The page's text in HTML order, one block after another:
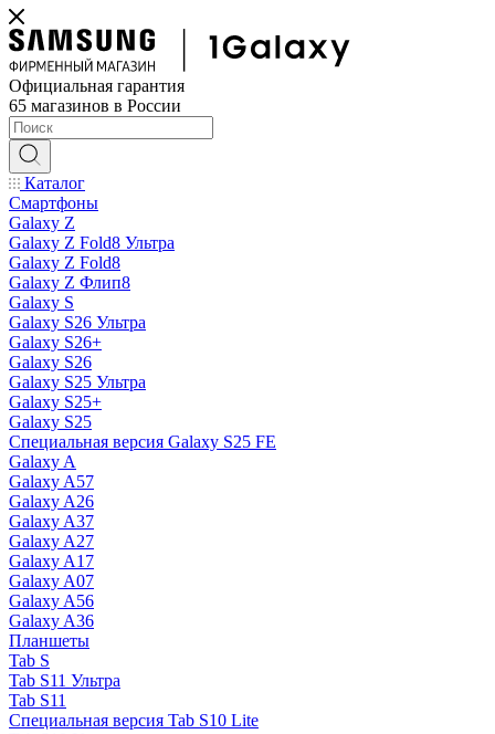
Официальная гарантия
65 магазинов в России
Каталог
Смартфоны
Galaxy Z
Galaxy Z Fold8 Ультра
Galaxy Z Fold8
Galaxy Z Флип8
Galaxy S
Galaxy S26 Ультра
Galaxy S26+
Galaxy S26
Galaxy S25 Ультра
Galaxy S25+
Galaxy S25
Специальная версия Galaxy S25 FE
Galaxy A
Galaxy A57
Galaxy A26
Galaxy A37
Galaxy A27
Galaxy A17
Galaxy A07
Galaxy A56
Galaxy A36
Планшеты
Tab S
Tab S11 Ультра
Tab S11
Специальная версия Tab S10 Lite